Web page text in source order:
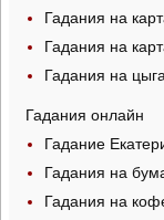
Гадания на
Гадания на
Гадания на
Гадания онлайн
Гадание
Гадания на
Гадания на